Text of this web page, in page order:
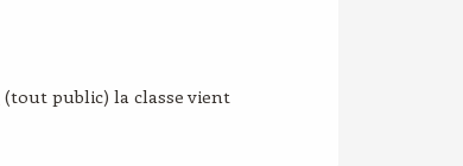
(tout public) la classe vient